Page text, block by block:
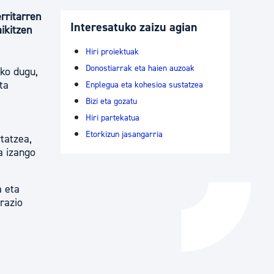
Izapideen katalogoa
Tramitaziorako laguntza
dugu,
izango
eta
Interesatuko zaizu agian
Hiri proiektuak
Donostiarrak eta haien auzoak
Enplegua eta kohesioa sustatzea
Bizi eta gozatu
Hiri partekatua
Etorkizun jasangarria